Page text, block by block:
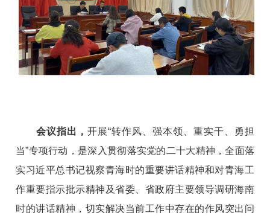
会议指出，开展“转作风、强本领、重实干、勇担
当”专项行动，是深入贯彻落实党的二十大精神，全面落
实习近平总书记视察青海时的重要讲话精神和对青海工
作重要指示批示精神及省委、省政府主要领导调研海南
时的讲话精神，切实解决当前工作中存在的作风突出问